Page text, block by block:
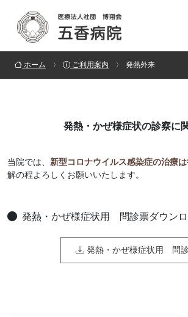
ホーム ご利用案内 発熱外来
発熱・かぜ様症状の診察に
当院では、 新型コロナウイルス感染症の治療
解の程よろしくお願いいたします。
発熱・かぜ様症状用 問診票ダウン
発熱・かぜ様症状用 問